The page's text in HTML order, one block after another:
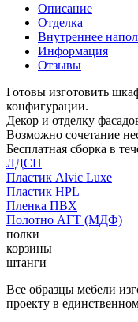
Описание
Отделка
Внутреннее
Информация
Отзывы
Готовы изготовить
конфигурации.
Декор и отделку
Возможно сочетание
Бесплатная сборка в
ЛДСП
Пластик Alvic Luxe
Пластик HPL
Пленка ПВХ
Полотно АГТ (МДФ)
полки
корзины
штанги
Все образцы мебели
проекту в